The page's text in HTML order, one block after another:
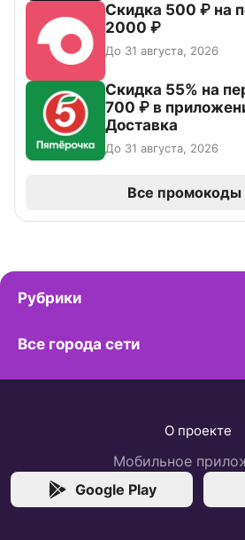
Скидка 500 ₽ на
2000 ₽
До 31 августа, 2026
Скидка 55% на
700 ₽ в
Доставка
До 31 августа, 2026
Все промокоды
Рубрики
Все города сети
О проекте
Мобильное
Google Play